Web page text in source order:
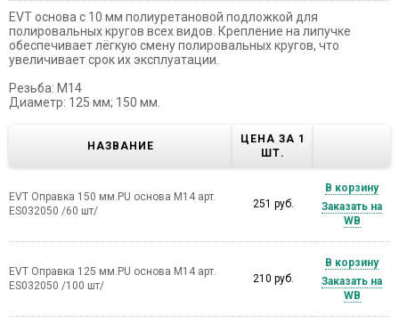
EVT основа c 10 мм полиуретановой подложкой для
полировальных кругов всех видов. Крепление на липучке
обеспечивает лёгкую смену полировальных кругов, что
увеличивает срок их эксплуатации.
Резьба: М14
Диаметр: 125 мм; 150 мм.
НАЗВАНИЕ
ЦЕНА ЗА 1
ШТ.
EVT Оправка 150 мм.PU основа М14 арт.
ES032050 /60 шт/
251 руб.
В корзину
Заказать на
WB
EVT Оправка 125 мм.PU основа М14 арт.
ES032050 /100 шт/
210 руб.
В корзину
Заказать на
WB